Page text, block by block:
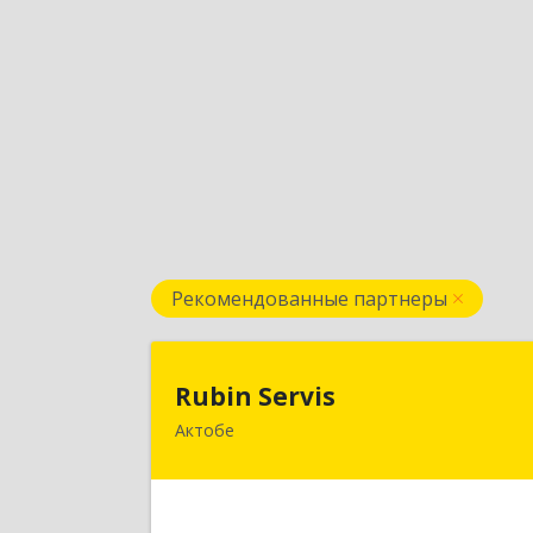
Рекомендованные партнеры
Rubin Servis
Актобе